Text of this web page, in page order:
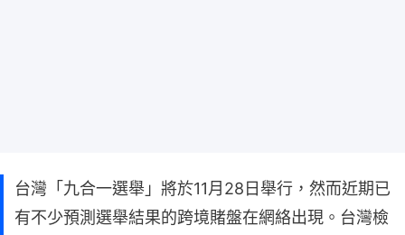
台灣「九合一選舉」將於11月28日舉行，然而近期已
有不少預測選舉結果的跨境賭盤在網絡出現。台灣檢